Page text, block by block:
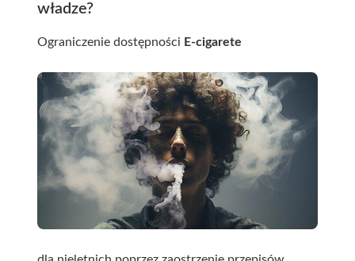
władze?
Ograniczenie dostępności E-cigarete